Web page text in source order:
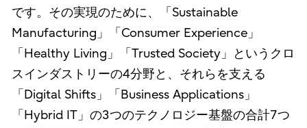
です。その実現のために、「Sustainable
Manufacturing」「Consumer Experience」
「Healthy Living」「Trusted Society」というクロ
スインダストリーの4分野と、それらを支える
「Digital Shifts」「Business Applications」
「Hybrid IT」の3つのテクノロジー基盤の合計7つ